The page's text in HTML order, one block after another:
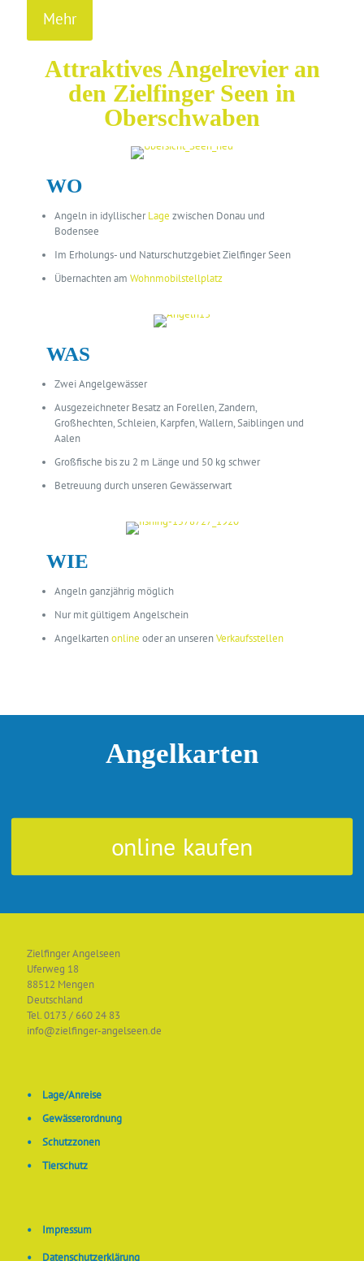
Mehr
Attraktives Angelrevier an
den Zielfinger Seen in
Oberschwaben
WO
Angeln in idyllischerLage zwischen Donau und
Bodensee
Im Erholungs- und Naturschutzgebiet Zielfinger Seen
Übernachten am Wohnmobilstellplatz
WAS
Zwei Angelgewässer
Ausgezeichneter Besatz an Forellen, Zandern,
Großhechten, Schleien, Karpfen, Wallern, Saiblingen und
Aalen
Großfische bis zu 2 m Länge und 50 kg schwer
Betreuung durch unseren Gewässerwart
WIE
Angeln ganzjährig möglich
Nur mit gültigem Angelschein
Angelkartenonline oder an unserenVerkaufsstellen
Angelkarten
online kaufen
Zielfinger Angelseen
Uferweg 18
88512 Mengen
Deutschland
Tel. 0173 / 660 24 83
info@zielfinger-angelseen.de
•
Lage/Anreise
•
Gewässerordnung
•
Schutzzonen
•
Tierschutz
•
Impressum
•
Datenschutzerklärung